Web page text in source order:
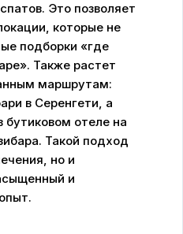
Это позволяет
которые не
подборки «где
Также растет
маршрутам:
в Серенгети, а
отеле на
Такой подход
но и
и